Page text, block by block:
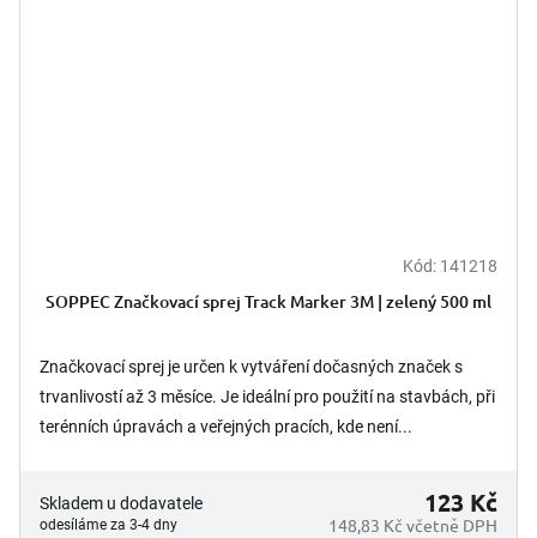
Kód: 141218
SOPPEC Značkovací sprej Track Marker 3M | zelený 500 ml
Značkovací sprej je určen k vytváření dočasných značek s
trvanlivostí až 3 měsíce. Je ideální pro použití na stavbách, při
terénních úpravách a veřejných pracích, kde není...
Skladem u dodavatele
odesíláme za 3-4 dny 148,83 Kč včetně DPH
123 Kč